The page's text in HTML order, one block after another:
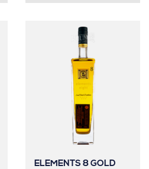
ELEMENTS 8 GOLD